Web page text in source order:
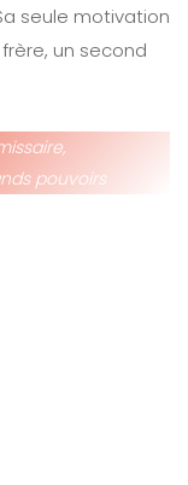
seule motivation
un second
pouvoirs